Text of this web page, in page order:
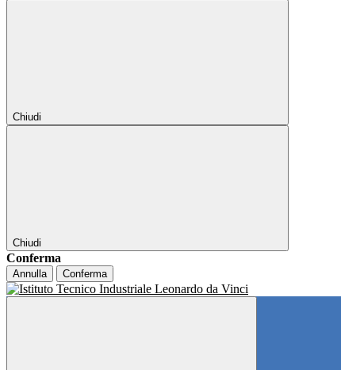
Chiudi
Chiudi
Conferma
Annulla Conferma